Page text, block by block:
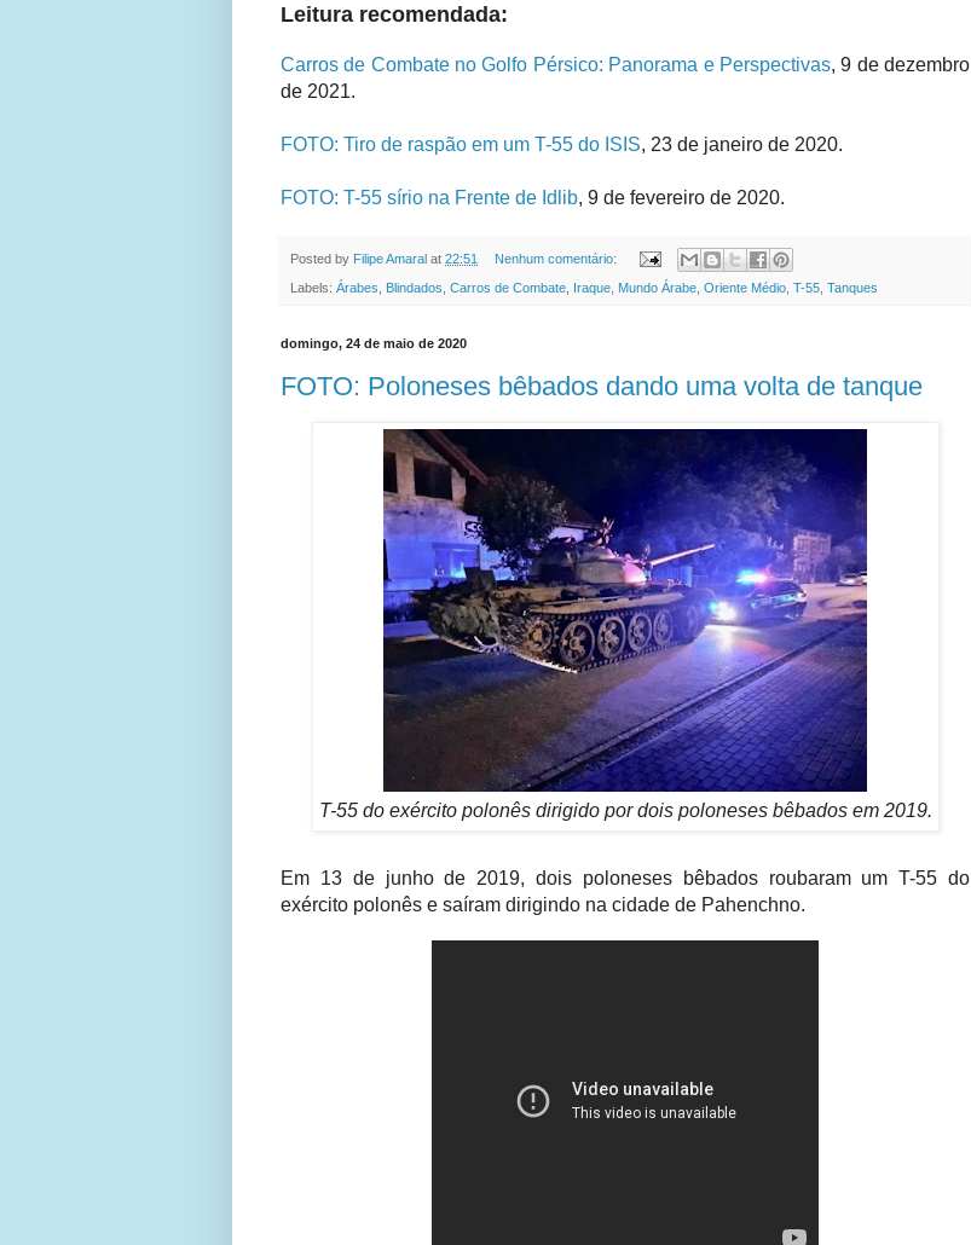
Leitura recomendada:
Carros de Combate no Golfo Pérsico: Panorama e Perspectivas, 9 de dezembro
de 2021.
FOTO: Tiro de raspão em um T-55 do ISIS, 23 de janeiro de 2020.
FOTO: T-55 sírio na Frente de Idlib, 9 de fevereiro de 2020.
Posted by Filipe Amaral at 22:51 Nenhum comentário:
Labels: Árabes Blindados Carros de Combate Iraque Mundo Árabe Oriente Médio T-55 Tanques
domingo, 24 de maio de 2020
FOTO: Poloneses bêbados dando uma volta de tanque
T-55 do exército polonês dirigido por dois poloneses bêbados em 2019.
Em 13 de junho de 2019, dois poloneses bêbados roubaram um T-55 do
exército polonês e saíram dirigindo na cidade de Pahenchno.